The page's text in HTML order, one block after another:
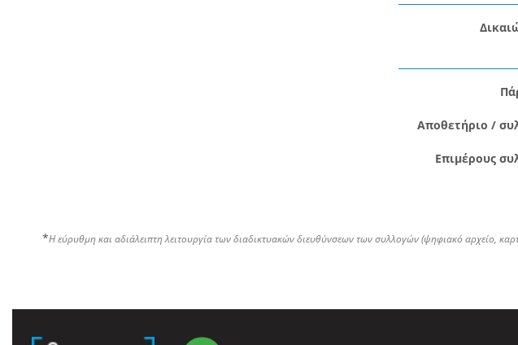
Αποθετήριο /
Επιμέρους
*Η εύρυθμη και αδιάλειπτη λειτουργία των διαδικτυακών διευθύνσεων των συλλογών (ψηφιακό αρχείο,